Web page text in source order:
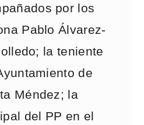
por los
Pablo Álvarez-
la teniente
de
Méndez; la
del PP en el